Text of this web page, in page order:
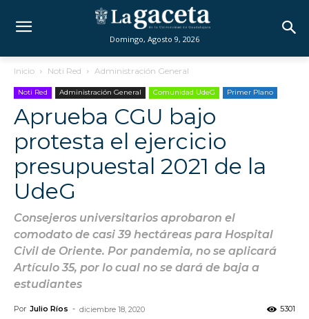
Domingo, Agosto 9, 2026
Inicio Noti Red Administración General
Noti Red Administración General Comunidad UdeG Primer Plano
Aprueba CGU bajo
protesta el ejercicio
presupuestal 2021 de la
UdeG
Consejeros universitarios aprobaron el
comodato de casi 39 hectáreas para Hospital
Civil de Oriente. Por pandemia, no se aplicará
Artículo 35, por lo cual no se dará de baja a
estudiantes
Por Julio Ríos - diciembre 18, 2020 5301